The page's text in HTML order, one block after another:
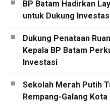
BP Batam Hadirkan
untuk Dukung
Dukung Penataan
Kepala BP Batam
Investasi
Sekolah Merah Putih
Rempang-Galang Kota